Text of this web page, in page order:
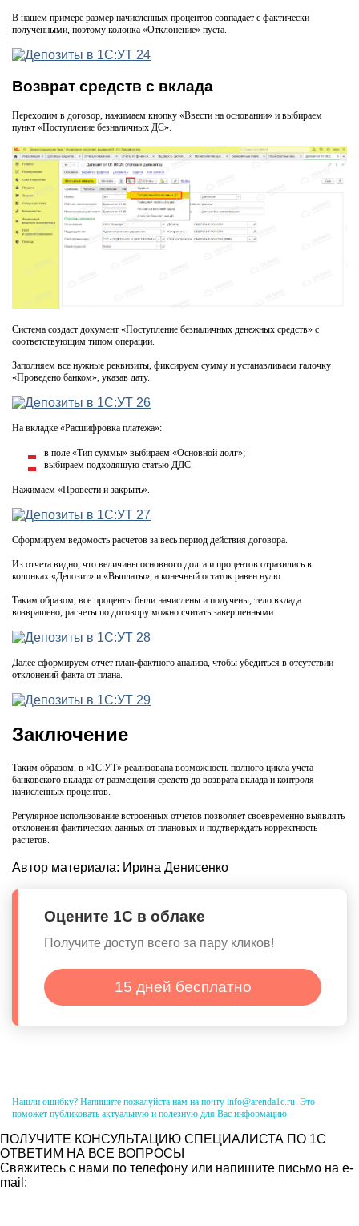
В нашем примере размер начисленных процентов совпадает с фактически
полученными, поэтому колонка «Отклонение» пуста.
Возврат средств с вклада
Переходим в договор, нажимаем кнопку «Ввести на основании» и выбираем
пункт «Поступление безналичных ДС».
Система создаст документ «Поступление безналичных денежных средств» с
соответствующим типом операции.
Заполняем все нужные реквизиты, фиксируем сумму и устанавливаем галочку
«Проведено банком», указав дату.
На вкладке «Расшифровка платежа»:
в поле «Тип суммы» выбираем «Основной долг»;
выбираем подходящую статью ДДС.
Нажимаем «Провести и закрыть».
Сформируем ведомость расчетов за весь период действия договора.
Из отчета видно, что величины основного долга и процентов отразились в
колонках «Депозит» и «Выплаты», а конечный остаток равен нулю.
Таким образом, все проценты были начислены и получены, тело вклада
возвращено, расчеты по договору можно считать завершенными.
Далее сформируем отчет план-фактного анализа, чтобы убедиться в отсутствии
отклонений факта от плана.
Заключение
Таким образом, в «1С:УТ» реализована возможность полного цикла учета
банковского вклада: от размещения средств до возврата вклада и контроля
начисленных процентов.
Регулярное использование встроенных отчетов позволяет своевременно выявлять
отклонения фактических данных от плановых и подтверждать корректность
расчетов.
Автор материала: Ирина Денисенко
Оцените 1С в облаке
Получите доступ всего за пару кликов!
15 дней бесплатно
Нашли ошибку? Напишите пожалуйста нам на почту info@arenda1c.ru. Это
поможет публиковать актуальную и полезную для Вас информацию.
ПОЛУЧИТЕ КОНСУЛЬТАЦИЮ СПЕЦИАЛИСТА ПО 1С
ОТВЕТИМ НА ВСЕ ВОПРОСЫ
Свяжитесь с нами по телефону или напишите письмо на e-
mail: